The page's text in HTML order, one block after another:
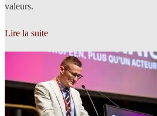
valeurs.
Lire la suite